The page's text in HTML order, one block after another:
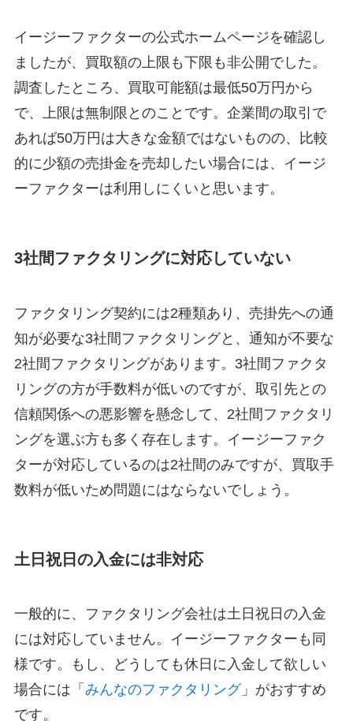
イージーファクターの公式ホームページを確認し
ましたが、買取額の上限も下限も非公開でした。
調査したところ、買取可能額は最低50万円から
で、上限は無制限とのことです。企業間の取引で
あれば50万円は大きな金額ではないものの、比較
的に少額の売掛金を売却したい場合には、イージ
ーファクターは利用しにくいと思います。
3社間ファクタリングに対応していない
ファクタリング契約には2種類あり、売掛先への通
知が必要な3社間ファクタリングと、通知が不要な
2社間ファクタリングがあります。3社間ファクタ
リングの方が手数料が低いのですが、取引先との
信頼関係への悪影響を懸念して、2社間ファクタリ
ングを選ぶ方も多く存在します。イージーファク
ターが対応しているのは2社間のみですが、買取手
数料が低いため問題にはならないでしょう。
土日祝日の入金には非対応
一般的に、ファクタリング会社は土日祝日の入金
には対応していません。イージーファクターも同
様です。もし、どうしても休日に入金して欲しい
場合には「 みんなのファクタリング」がおすすめ
です。